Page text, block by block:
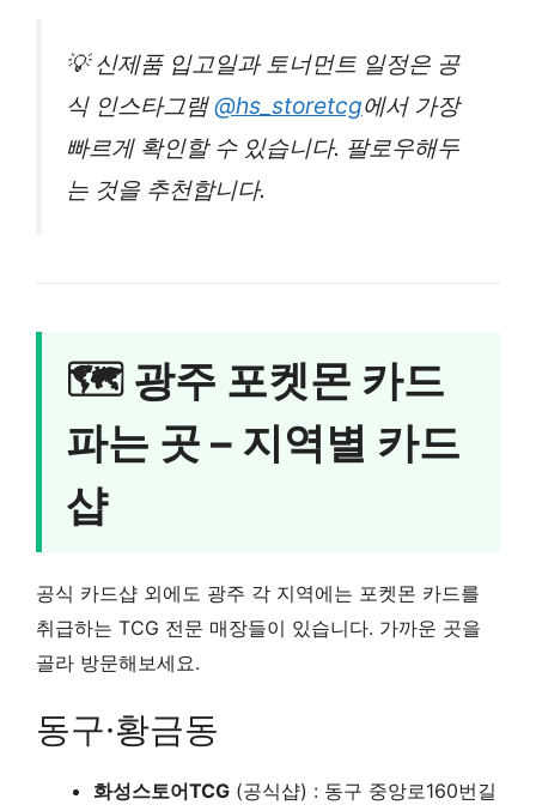
💡 신제품 입고일과 토너먼트 일정은 공
식 인스타그램@hs_storetcg에서 가장
빠르게 확인할 수 있습니다. 팔로우해두
는 것을 추천합니다.
🗺️ 광주 포켓몬 카드
파는 곳 – 지역별 카드
샵
공식 카드샵 외에도 광주 각 지역에는 포켓몬 카드를
취급하는 TCG 전문 매장들이 있습니다. 가까운 곳을
골라 방문해보세요.
동구·황금동
화성스토어TCG (공식샵) : 동구 중앙로160번길